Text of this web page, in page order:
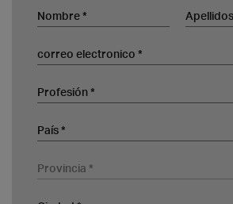
Nombre
correo electronico
Profesión
Profesión *
Empresa
País
País *
Provincia
Ciudad